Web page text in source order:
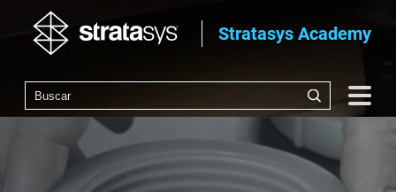
Stratasys Academy